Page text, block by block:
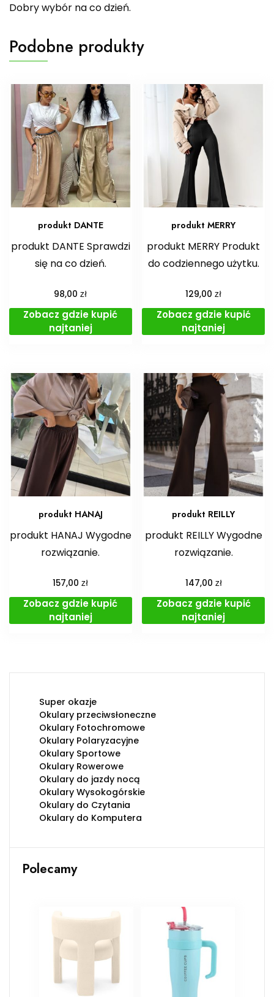
Dobry wybór na co dzień.
Podobne produkty
produkt DANTE
produkt DANTE Sprawdzi
się na co dzień.
98,00zł
Zobacz gdzie kupić
najtaniej
produkt MERRY
produkt MERRY Produkt
do codziennego użytku.
129,00zł
Zobacz gdzie kupić
najtaniej
produkt HANAJ
produkt HANAJ Wygodne
rozwiązanie.
157,00zł
Zobacz gdzie kupić
najtaniej
produkt REILLY
produkt REILLY Wygodne
rozwiązanie.
147,00 zł
Zobacz gdzie kupić
najtaniej
Super okazje
Okulary przeciwsłoneczne
Okulary Fotochromowe
Okulary Polaryzacyjne
Okulary Sportowe
Okulary Rowerowe
Okulary do jazdy nocą
Okulary Wysokogórskie
Okulary do Czytania
Okulary do Komputera
Polecamy